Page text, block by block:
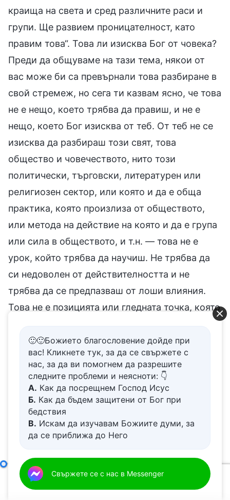
краища на света и сред различните раси и
групи. Ще развием проницателност, като
правим това“. Това ли изисква Бог от човека?
Преди да общуваме на тази тема, някои от
вас може би са превърнали това разбиране в
свой стремеж, но сега ти казвам ясно, че това
не е нещо, което трябва да правиш, и не е
нещо, което Бог изисква от теб. От теб не се
изисква да разбираш този свят, това
общество и човечеството, нито този
политически, търговски, литературен или
религиозен сектор, или която и да е обща
практика, която произлиза от обществото,
или метода на действие на която и да е група
или сила в обществото, и т.н. — това не е
урок, който трябва да научиш. Не трябва да
си недоволен от действителността и не
трябва да се предпазваш от лоши влияния.
Това не е позицията или гледната точка, която
трябва да имаш. Бог те е избрал и ти е
позволил да вярваш в Него и да Го следваш.
Той не иска от теб да заставаш против
човечеството, обществото, политиката или
държавата, нито да се противопоставяш на
някоя група, раса или религия. Той просто
иска от теб да Го следваш и да отхвърлиш
Сатана, да се изправиш пред Него и да
приемеш и да се покориш на думите Му, да
следваш Неговия път, да се боиш от Него и да
🙂🙂Божието благословение дойде при
вас! Кликнете тук, за да се свържете с
нас, за да ви помогнем да разрешите
следните проблеми и неясноти: 👇
А. Как да посрещнем Господ Исус
Б. Как да бъдем защитени от Бог при
бедствия
В. Искам да изучавам Божиите думи, за
да се приближа до Него
живот
Д.Имам молба за молитва
Свържете се с нас в Messenger